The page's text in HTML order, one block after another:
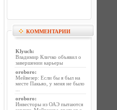
КОММЕНТАРИИ
Klyuch:
Владимир Кличко объявил о
завершении карьеры
oroboro:
Мейвезер: Если бы я был на
месте Пакьяо, у меня не было
oroboro:
Инвесторы из ОАЭ пытаются